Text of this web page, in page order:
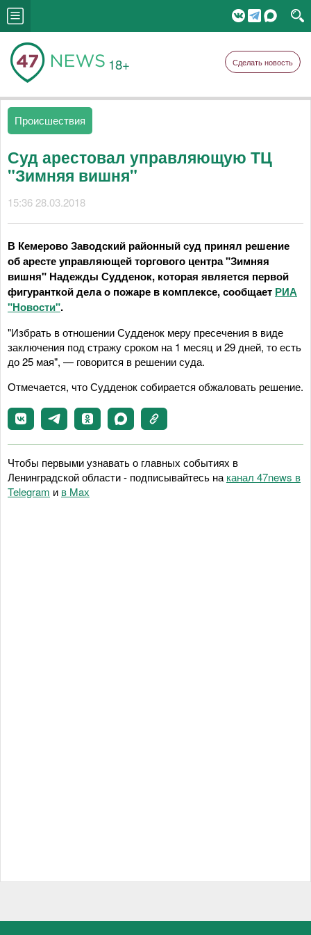
18+ Сделать новость
Происшествия
Суд арестовал управляющую ТЦ
"Зимняя вишня"
15:36 28.03.2018
В Кемерово Заводский районный суд принял решение
об аресте управляющей торгового центра "Зимняя
вишня" Надежды Судденок, которая является первой
фигуранткой дела о пожаре в комплексе, сообщает РИА
"Новости".
"Избрать в отношении Судденок меру пресечения в виде
заключения под стражу сроком на 1 месяц и 29 дней, то есть
до 25 мая", — говорится в решении суда.
Отмечается, что Судденок собирается обжаловать решение.
Чтобы первыми узнавать о главных событиях в
Ленинградской области - подписывайтесь на канал 47news в
Telegram и в Maх